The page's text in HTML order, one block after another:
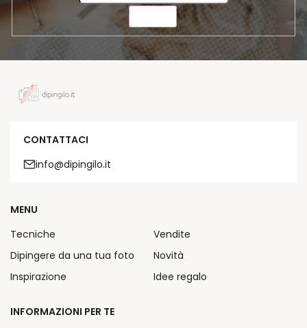
CONTATTACI
info@dipingilo.it
MENU
Tecniche
Dipingere da una tua foto
Inspirazione
Vendite
Novità
Idee regalo
INFORMAZIONI PER TE